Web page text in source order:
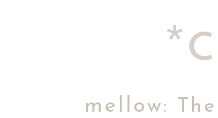
mellow: